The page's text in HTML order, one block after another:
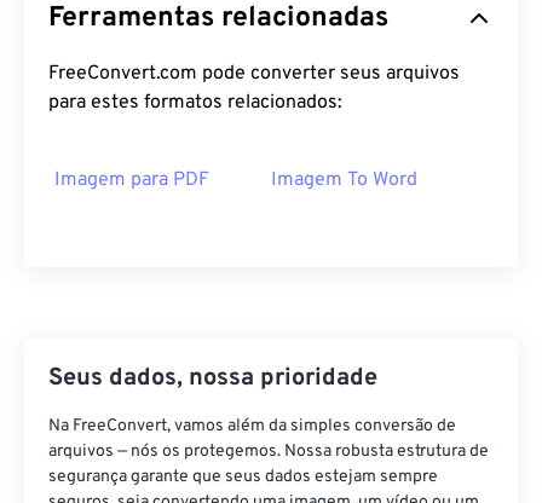
Ferramentas relacionadas
FreeConvert.com pode converter seus arquivos
para estes formatos relacionados:
Imagem para PDF Imagem To Word
Seus dados, nossa prioridade
Na FreeConvert, vamos além da simples conversão de
arquivos — nós os protegemos. Nossa robusta estrutura de
segurança garante que seus dados estejam sempre